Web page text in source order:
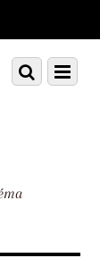
Menu
Scroll
down